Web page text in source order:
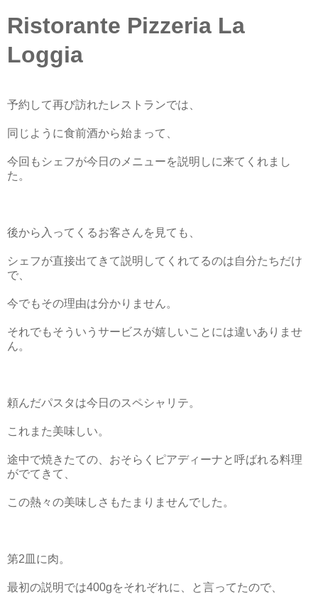
Ristorante Pizzeria La
Loggia
予約して再び訪れたレストランでは、
同じように食前酒から始まって、
今回もシェフが今日のメニューを説明しに来てくれまし
た。
後から入ってくるお客さんを見ても、
シェフが直接出てきて説明してくれてるのは自分たちだけ
で、
今でもその理由は分かりません。
それでもそういうサービスが嬉しいことには違いありませ
ん。
頼んだパスタは今日のスペシャリテ。
これまた美味しい。
途中で焼きたての、おそらくピアディーナと呼ばれる料理
がでてきて、
この熱々の美味しさもたまりませんでした。
第2皿に肉。
最初の説明では400gをそれぞれに、と言ってたので、